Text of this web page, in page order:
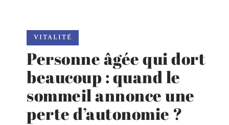
VITALITÉ
Personne âgée qui dort
beaucoup : quand le
sommeil annonce une
perte d’autonomie ?